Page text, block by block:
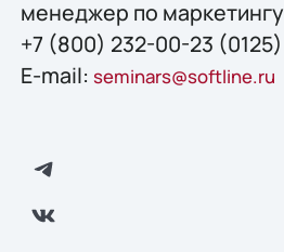
менеджер по маркетингу
+7 (800) 232-00-23 (0125)
E-mail: seminars@softline.ru